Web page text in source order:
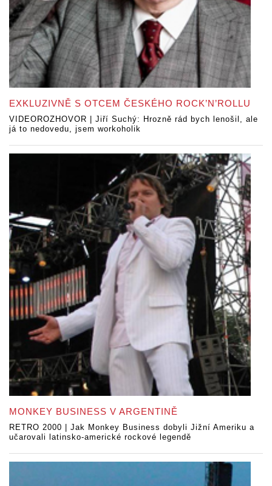
EXKLUZIVNĚ S OTCEM ČESKÉHO ROCK’N’ROLLU
VIDEOROZHOVOR | Jiří Suchý: Hrozně rád bych lenošil, ale
já to nedovedu, jsem workoholik
MONKEY BUSINESS V ARGENTINĚ
RETRO 2000 | Jak Monkey Business dobyli Jižní Ameriku a
učarovali latinsko-americké rockové legendě